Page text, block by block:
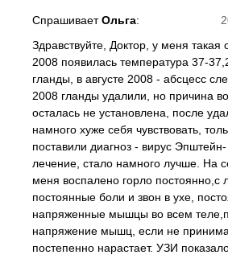
СпрашиваетОльга:
Здравствуйте, Доктор, у меня такая
2008 появилась температура 37-
гланды, в августе 2008 - абсцесс
2008 гланды удалили, но причина
осталась не установлена, после
намного хуже себя чувствовать,
поставили диагноз - вирус
лечение, стало намного лучше. На
меня воспалено горло постоянно,с
постоянные боли и звон в ухе,
напряженные мышцы во всем
напряжение мышц, если не
постепенно нарастает. УЗИ